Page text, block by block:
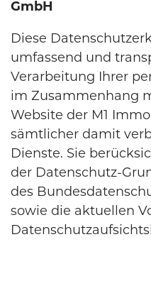
GmbH
Diese
umfassend und
Verarbeitung Ihrer
im Zusammenhang
Website der M1
sämtlicher damit
Dienste. Sie
der Datenschutz-
des
sowie die aktuellen